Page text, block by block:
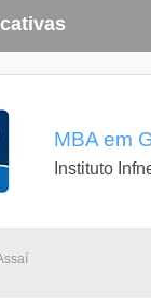
MBA em
Instituto